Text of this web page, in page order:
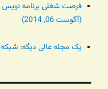
فرصت شغلی برنامه
(آگوست 06, 2014)
یک مجله عالی دیگه: شبکه